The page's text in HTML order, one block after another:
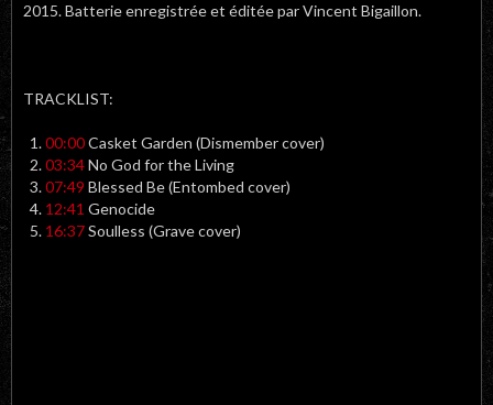
2015. Batterie enregistrée et éditée par Vincent Bigaillon.
TRACKLIST:
00:00​​ Casket Garden (Dismember cover)
03:34​ No God for the Living
07:49 ​ Blessed Be (Entombed cover)
12:41 ​ Genocide
16:37​ Soulless (Grave cover)